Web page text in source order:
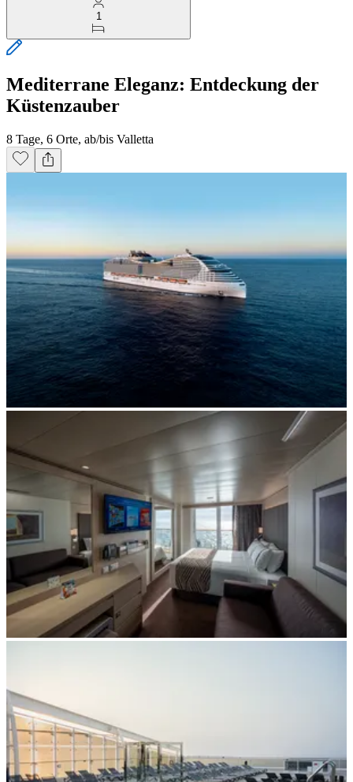
1
Mediterrane Eleganz: Entdeckung der
Küstenzauber
8 Tage, 6 Orte, ab/bis Valletta